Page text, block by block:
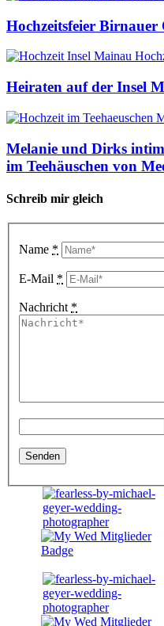
Hochzeitsfeier
Heiraten auf der Insel
Melanie und Dirks
im Teehäuschen von
Schreib mir gleich
Name *
E-Mail *
Nachricht *